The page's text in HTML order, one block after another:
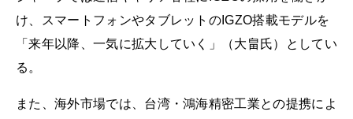
け、スマートフォンやタブレットのIGZO搭載モデルを
「来年以降、一気に拡大していく」（大畠氏）としてい
る。
また、海外市場では、台湾・鴻海精密工業との提携によ